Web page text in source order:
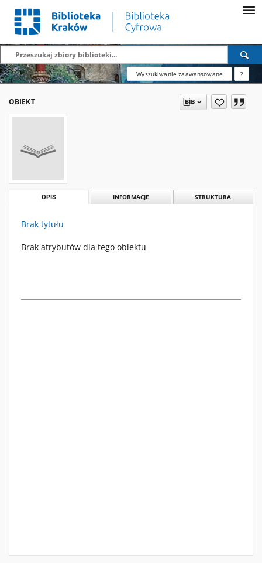
Wyszukiwanie zaawansowane ?
OBIEKT
OPIS INFORMACJE STRUKTURA
Brak tytułu
Brak atrybutów dla tego obiektu